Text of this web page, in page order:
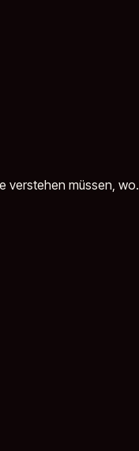
verstehen müssen, wo.